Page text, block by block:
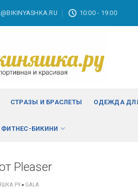
10:00 - 19:00
СТРАЗЫ И БРАСЛЕТЫ ОДЕЖДА
БИКИНИ
Pleaser
» GALA